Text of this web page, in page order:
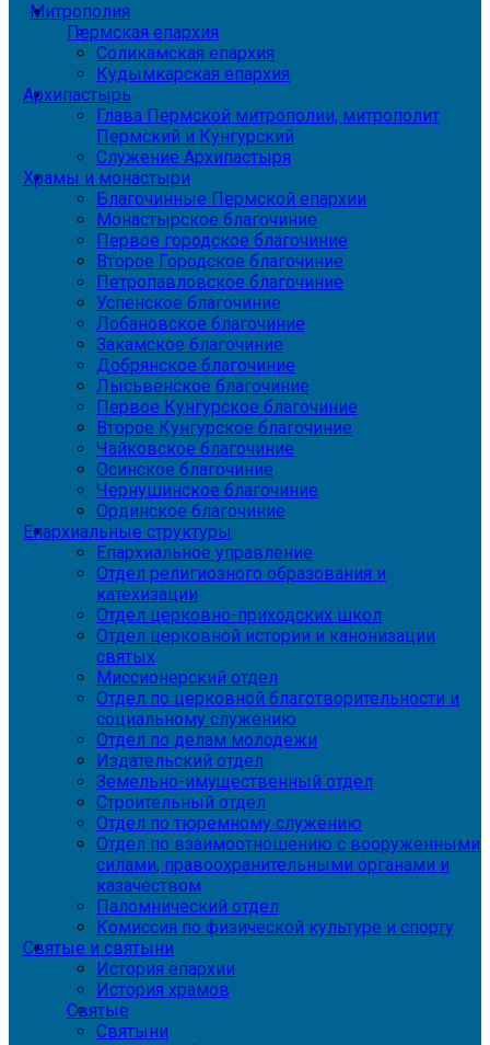
Митрополия
Пермская епархия
Соликамская епархия
Кудымкарская епархия
Архипастырь
Глава Пермской митрополии, митрополит
Пермский и Кунгурский
Служение Архипастыря
Храмы и монастыри
Благочинные Пермской епархии
Монастырское благочиние
Первое городское благочиние
Второе Городское благочиние
Петропавловское благочиние
Успенское благочиние
Лобановское благочиние
Закамское благочиние
Добрянское благочиние
Лысьвенское благочиние
Первое Кунгурское благочиние
Второе Кунгурское благочиние
Чайковское благочиние
Осинское благочиние
Чернушинское благочиние
Ординское благочиние
Епархиальные структуры
Епархиальное управление
Отдел религиозного образования и
катехизации
Отдел церковно-приходских школ
Отдел церковной истории и канонизации
святых
Миссионерский отдел
Отдел по церковной благотворительности и
социальному служению
Отдел по делам молодежи
Издательский отдел
Земельно-имущественный отдел
Строительный отдел
Отдел по тюремному служению
Отдел по взаимоотношению с вооруженными
силами, правоохранительными органами и
казачеством
Паломнический отдел
Комиссия по физической культуре и спорту
Святые и святыни
История епархии
История храмов
Святые
Святыни